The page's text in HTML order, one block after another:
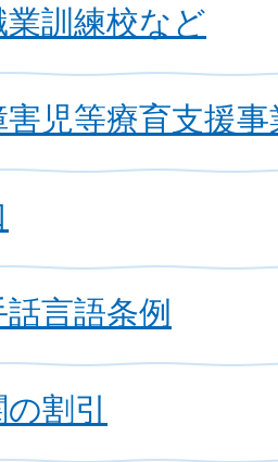
訓練校など
害児等療育支援事
話言語条例
割引